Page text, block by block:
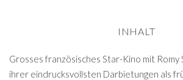
INHALT
Grosses französisches Star-Kino mit Romy
ihrer eindrucksvollsten Darbietungen als